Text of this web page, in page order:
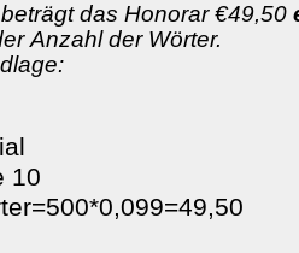
das Honorar €49,50
Anzahl der Wörter.
10